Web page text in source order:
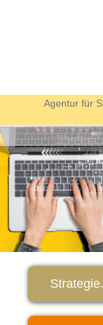
Agentur für
Strategie.